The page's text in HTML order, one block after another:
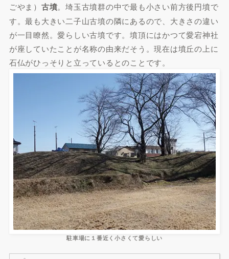
ごやま） 古墳。埼玉古墳群の中で最も小さい前方後円墳で
す。最も大きい二子山古墳の隣にあるので、大きさの違い
が一目瞭然。愛らしい古墳です。墳頂にはかつて愛宕神社
が座していたことが名称の由来だそう。現在は墳丘の上に
石仏がひっそりと立っているとのことです。
駐車場に１番近く小さくて愛らしい